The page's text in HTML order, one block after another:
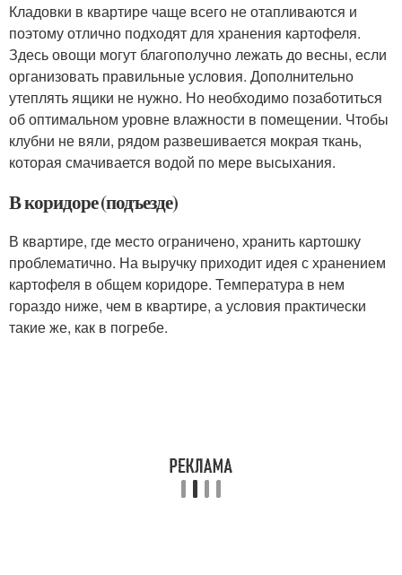
Кладовки в квартире чаще всего не отапливаются и
поэтому отлично подходят для хранения картофеля.
Здесь овощи могут благополучно лежать до весны, если
организовать правильные условия. Дополнительно
утеплять ящики не нужно. Но необходимо позаботиться
об оптимальном уровне влажности в помещении. Чтобы
клубни не вяли, рядом развешивается мокрая ткань,
которая смачивается водой по мере высыхания.
В коридоре (подъезде)
В квартире, где место ограничено, хранить картошку
проблематично. На выручку приходит идея с хранением
картофеля в общем коридоре. Температура в нем
гораздо ниже, чем в квартире, а условия практически
такие же, как в погребе.